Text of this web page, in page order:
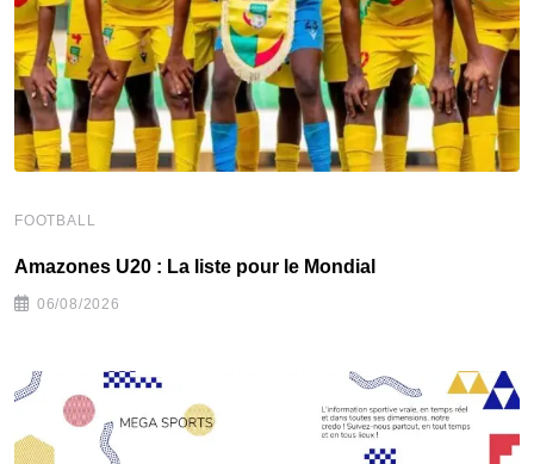
FOOTBALL
Amazones U20 : La liste pour le Mondial
06/08/2026